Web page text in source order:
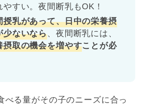
すい。夜間断乳もOK！
授乳があって、日中の栄養摂
少ないなら、夜間断乳には、
摂取の機会を増やすことが必
べる量がその子のニーズに合っ